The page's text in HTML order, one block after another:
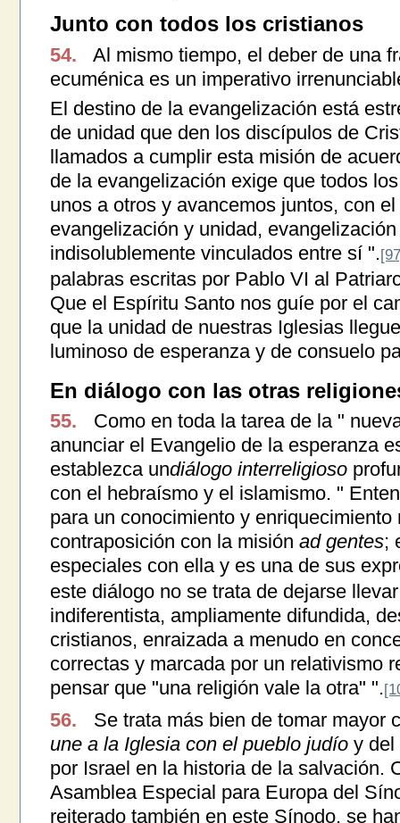
Junto con todos los cristianos
54.
Al mismo tiempo, el deber de una
ecuménica es un imperativo
El destino de la evangelización está
de unidad que den los discípulos de
llamados a cumplir esta misión de
de la evangelización exige que todos
unos a otros y avancemos juntos, con
evangelización y unidad,
indisolublemente vinculados entre sí ".
palabras escritas por Pablo VI al
Que el Espíritu Santo nos guíe por el
que la unidad de nuestras Iglesias
luminoso de esperanza y de consuelo
En diálogo con las otras
55.
Como en toda la tarea de la "
anunciar el Evangelio de la esperanza
establezca undiálogo interreligioso
con el hebraísmo y el islamismo. "
para un conocimiento y
contraposición con la misión ad gentes;
especiales con ella y es una de sus
este diálogo no se trata de dejarse
indiferentista, ampliamente difundida,
cristianos, enraizada a menudo en
correctas y marcada por un relativismo
pensar que "una religión vale la otra" ".
56.
Se trata más bien de tomar mayor
une a la Iglesia con el pueblo judíoy del
por Israel en la historia de la salvación.
Asamblea Especial para Europa del
reiterado también en este Sínodo, se